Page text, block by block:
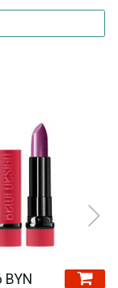
BYN